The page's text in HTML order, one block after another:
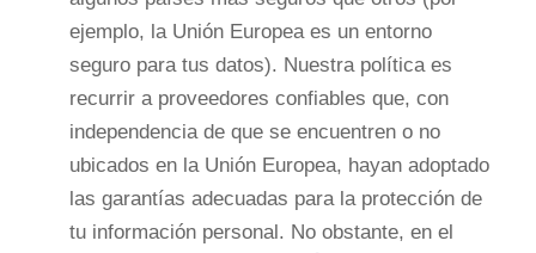
ejemplo, la Unión Europea es un entorno
seguro para tus datos). Nuestra política es
recurrir a proveedores confiables que, con
independencia de que se encuentren o no
ubicados en la Unión Europea, hayan adoptado
las garantías adecuadas para la protección de
tu información personal. No obstante, en el